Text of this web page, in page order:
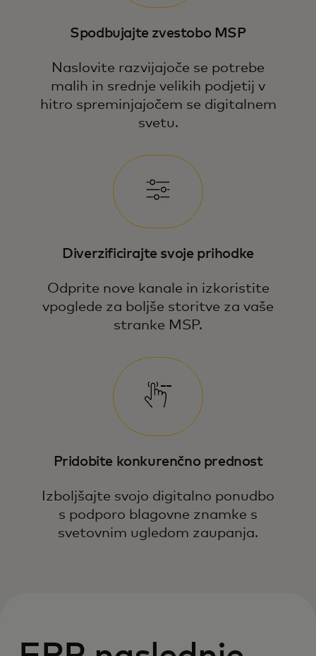
Spodbujajte zvestobo MSP
Naslovite razvijajoče se potrebe
malih in srednje velikih podjetij v
hitro spreminjajočem se digitalnem
svetu.
Diverzificirajte svoje prihodke
Odprite nove kanale in izkoristite
vpoglede za boljše storitve za vaše
stranke MSP.
Pridobite konkurenčno prednost
Izboljšajte svojo digitalno ponudbo
s podporo blagovne znamke s
svetovnim ugledom zaupanja.